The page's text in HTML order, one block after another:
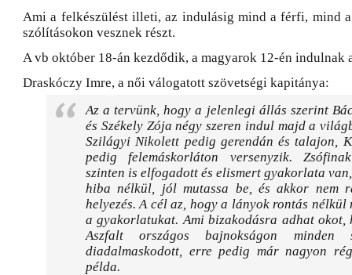
Ami a felkészülést illeti, az indulásig mind a férfi, mind
szólításokon vesznek részt.
A vb október 18-án kezdődik, a magyarok 12-én indulnak
Draskóczy Imre, a női válogatott szövetségi kapitánya:
Az a tervünk, hogy a jelenlegi állás szerint
és Székely Zója négy szeren indul majd a
Szilágyi Nikolett pedig gerendán és talajon,
pedig felemáskorláton versenyzik.
szinten is elfogadott és elismert gyakorlata
hiba nélkül, jól mutassa be, és akkor nem
helyezés. A cél az, hogy a lányok rontás nélkül
a gyakorlatukat. Ami bizakodásra adhat okot,
Aszfalt országos bajnokságon minden
diadalmaskodott, erre pedig már nagyon
példa.